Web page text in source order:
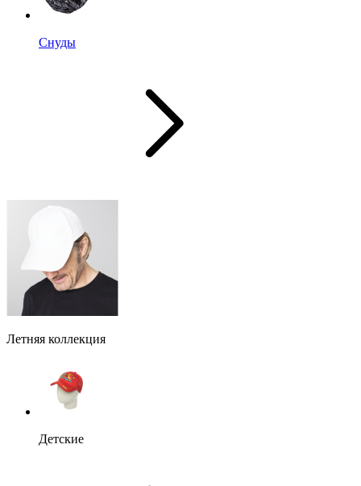
Снуды
Летняя коллекция
Детские